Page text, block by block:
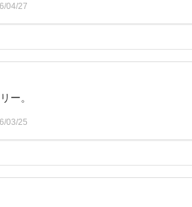
04/27
ー。
03/25